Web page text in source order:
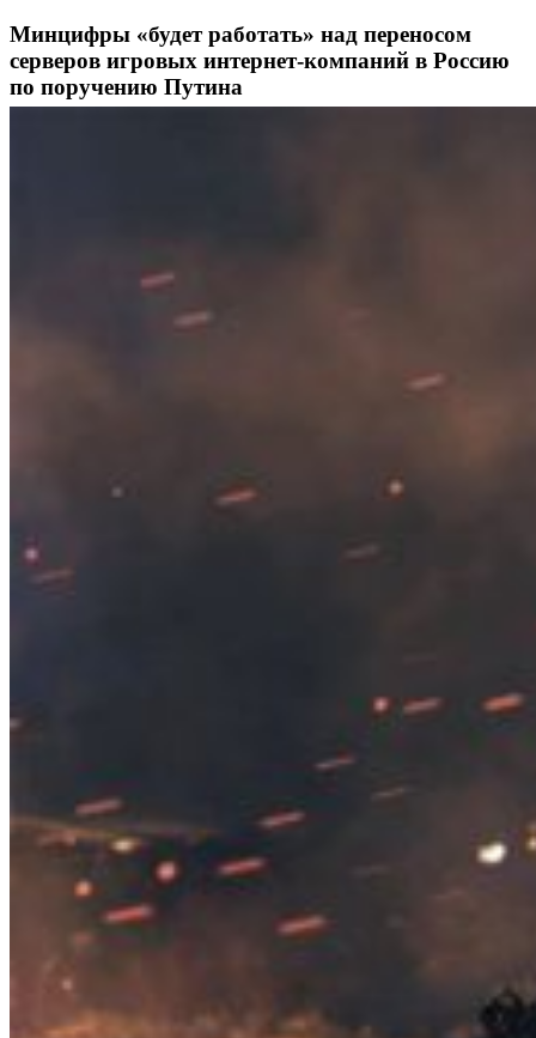
Минцифры «будет работать» над переносом
серверов игровых интернет-компаний в Россию
по поручению Путина